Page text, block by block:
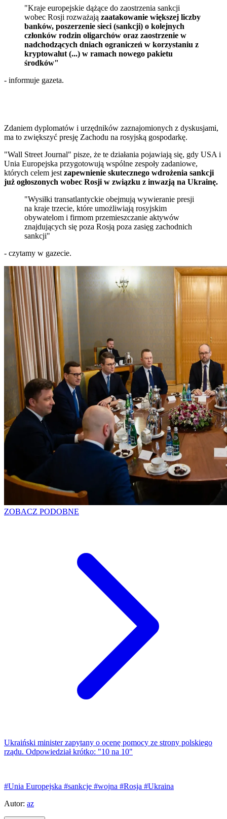
"Kraje europejskie dążące do zaostrzenia sankcji
wobec Rosji rozważają zaatakowanie większej liczby
banków, poszerzenie sieci (sankcji) o kolejnych
członków rodzin oligarchów oraz zaostrzenie w
nadchodzących dniach ograniczeń w korzystaniu z
kryptowalut (...) w ramach nowego pakietu
środków"
- informuje gazeta.
Zdaniem dyplomatów i urzędników zaznajomionych z dyskusjami,
ma to zwiększyć presję Zachodu na rosyjską gospodarkę.
"Wall Street Journal" pisze, że te działania pojawiają się, gdy USA i
Unia Europejska przygotowują wspólne zespoły zadaniowe,
których celem jest zapewnienie skutecznego wdrożenia sankcji
już ogłoszonych wobec Rosji w związku z inwazją na Ukrainę.
"Wysiłki transatlantyckie obejmują wywieranie presji
na kraje trzecie, które umożliwiają rosyjskim
obywatelom i firmom przemieszczanie aktywów
znajdujących się poza Rosją poza zasięg zachodnich
sankcji"
- czytamy w gazecie.
ZOBACZ PODOBNE
Ukraiński minister zapytany o ocenę pomocy ze strony polskiego
rządu. Odpowiedział krótko: "10 na 10"
#Unia Europejska #sankcje #wojna #Rosja #Ukraina
Autor: az